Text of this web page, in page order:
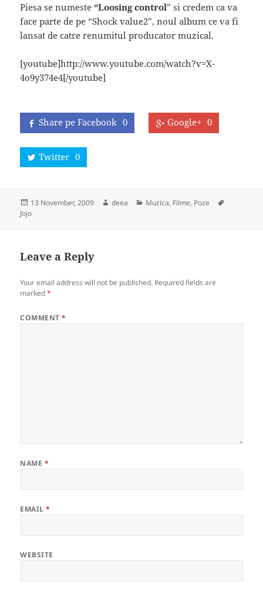
Piesa se numeste“Loosing control” si credem ca va
face parte de pe “Shock value2”, noul album ce va fi
lansat de catre renumitul producator muzical.
[youtube]http://www.youtube.com/watch?v=X-
4o9y374e4[/youtube]
Share pe Facebook 0 Google+ 0
Twitter 0
Posted
on
13 November, 2009 Author
deea Categories
Muzica, Filme, Poze
Jojo
Leave a Reply
Your email address will not be published. Required fields are
marked*
COMMENT*
NAME *
EMAIL*
WEBSITE